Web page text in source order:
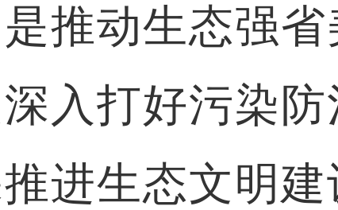
推动生态强
入打好污染
进生态文明